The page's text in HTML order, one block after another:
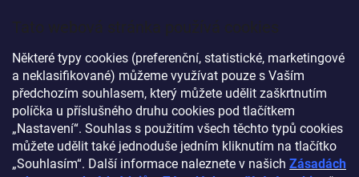
Tato webová stránka používá cookies
Některé typy cookies (preferenční, statistické, marketingové
a neklasifikované) můžeme využívat pouze s Vaším
předchozím souhlasem, který můžete udělit zaškrtnutím
políčka u příslušného druhu cookies pod tlačítkem
„Nastavení“. Souhlas s použitím všech těchto typů cookies
můžete udělit také jednoduše jedním kliknutím na tlačítko
„Souhlasím“. Další informace naleznete v našich Zásadách
Ujde to
Nelíbí se mi
Počet hlasů:340
Myprovas.cz Obchodnawebu.cz